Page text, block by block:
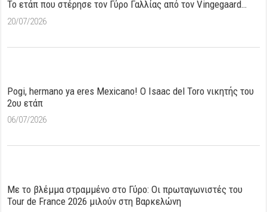
Το ετάπ που στέρησε τον Γύρο Γαλλίας από τον Vingegaard…
20/07/2026
Pogi, hermano ya eres Mexicano! Ο Ιsaac del Toro νικητής του
2ου ετάπ
06/07/2026
Με το βλέμμα στραμμένο στο Γύρο: Οι πρωταγωνιστές του
Tour de France 2026 μιλούν στη Βαρκελώνη